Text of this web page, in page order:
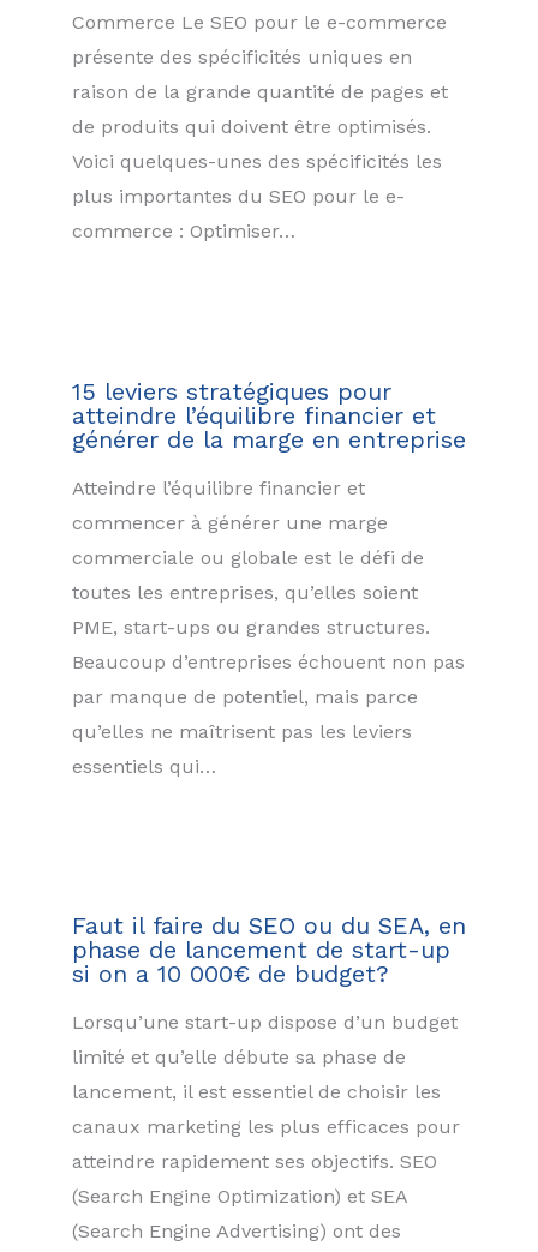
Commerce Le SEO pour le e-commerce
présente des spécificités uniques en
raison de la grande quantité de pages et
de produits qui doivent être optimisés.
Voici quelques-unes des spécificités les
plus importantes du SEO pour le e-
commerce : Optimiser…
15 leviers stratégiques pour
atteindre l’équilibre financier et
générer de la marge en entreprise
Atteindre l’équilibre financier et
commencer à générer une marge
commerciale ou globale est le défi de
toutes les entreprises, qu’elles soient
PME, start-ups ou grandes structures.
Beaucoup d’entreprises échouent non pas
par manque de potentiel, mais parce
qu’elles ne maîtrisent pas les leviers
essentiels qui…
Faut il faire du SEO ou du SEA, en
phase de lancement de start-up
si on a 10 000€ de budget?
Lorsqu’une start-up dispose d’un budget
limité et qu’elle débute sa phase de
lancement, il est essentiel de choisir les
canaux marketing les plus efficaces pour
atteindre rapidement ses objectifs. SEO
(Search Engine Optimization) et SEA
(Search Engine Advertising) ont des